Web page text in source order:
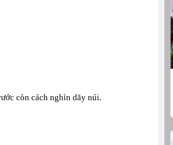
còn cách nghìn dãy núi.